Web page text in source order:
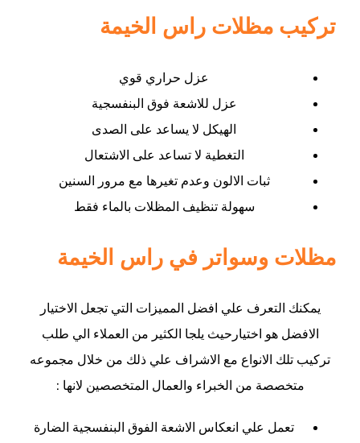
تركيب مظلات راس الخيمة
عزل حراري قوي
عزل للاشعة فوق البنفسجية
الهيكل لا يساعد على الصدى
التغطية لا تساعد على الاشتعال
ثبات الالون وعدم تغيرها مع مرور السنين
سهولة تنظيف المظلات بالماء فقط
مظلات وسواتر في راس الخيمة
يمكنك التعرف علي افضل المميزات التي تجعل الاختيار
الافضل هو اختيارحيث يلجا الكثير من العملاء الي طلب
تركيب تلك الانواع مع الاشراف علي ذلك من خلال مجموعه
متخصصة من الخبراء والعمال المتخصصين لانها :
تعمل علي انعكاس الاشعة الفوق البنفسجية الضارة